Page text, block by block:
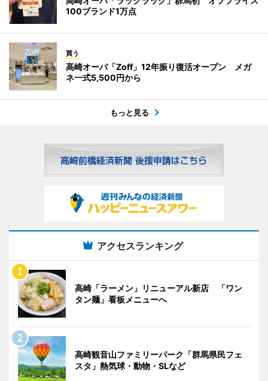
100ブランド1万点
買う
高崎オーパ「Zoff」12年振り復活オープン メガ
ネ一式5,500円から
もっと見る
アクセスランキング
高崎「ラーメン」リニューアル新店 「ワン
タン麺」看板メニューへ
高崎観音山ファミリーパーク「群馬県民フェ
スタ」熱気球・動物・SLなど